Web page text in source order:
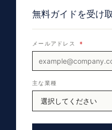
無料ガイドを受け
メールアドレス *
主な業種